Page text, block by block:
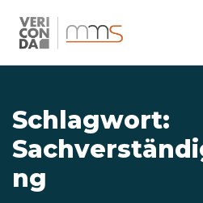
Schlagwort:
ng